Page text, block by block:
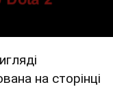
на сторінці